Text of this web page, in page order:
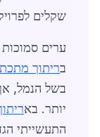
שקלים
ערים
בריתוך
בשל הנמל,
יותר. בא
התעשייתי